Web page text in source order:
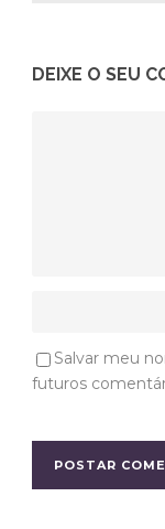
DEIXE O SEU
Salvar meu
futuros